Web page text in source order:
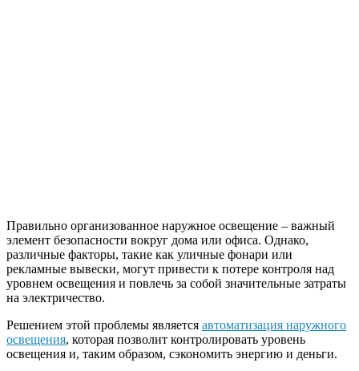
Правильно организованное наружное освещение – важный
элемент безопасности вокруг дома или офиса. Однако,
различные факторы, такие как уличные фонари или
рекламные вывески, могут привести к потере контроля над
уровнем освещения и повлечь за собой значительные затраты
на электричество.
Решением этой проблемы является автоматизация наружного
освещения, которая позволит контролировать уровень
освещения и, таким образом, сэкономить энергию и деньги.